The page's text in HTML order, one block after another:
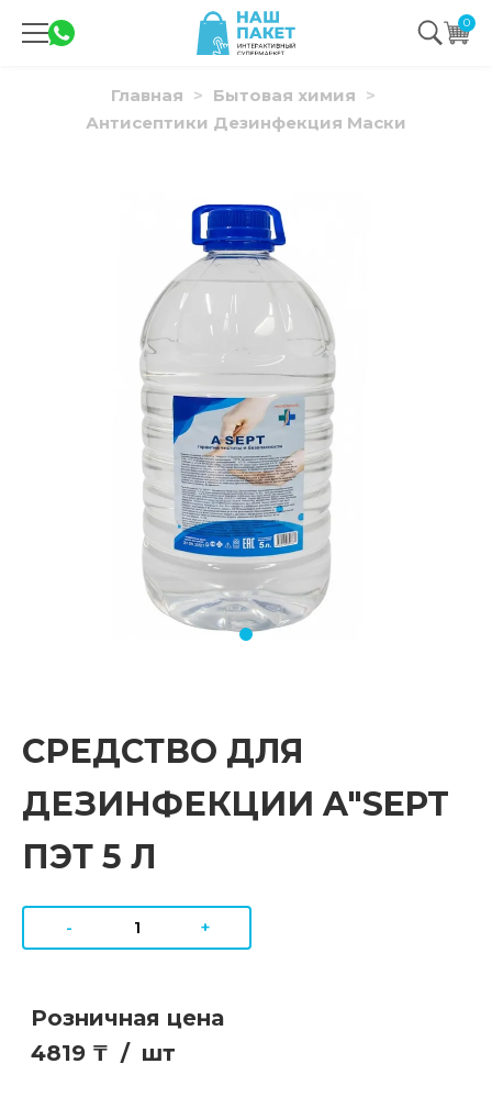
0
Главная
Бытовая химия
Антисептики Дезинфекция Маски
СРЕДСТВО ДЛЯ
ДЕЗИНФЕКЦИИ A"SEPT
ПЭТ 5 Л
- +
Розничная цена
4819 ₸ / шт